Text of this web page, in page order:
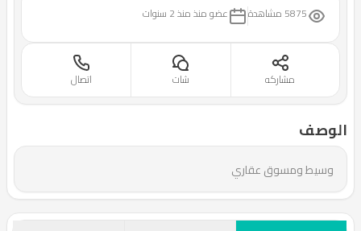
5875 مشاهدة عضو منذمنذ 2 سنوات
اتصال شات مشاركه
الوصف
وسيط ومسوق عقاري